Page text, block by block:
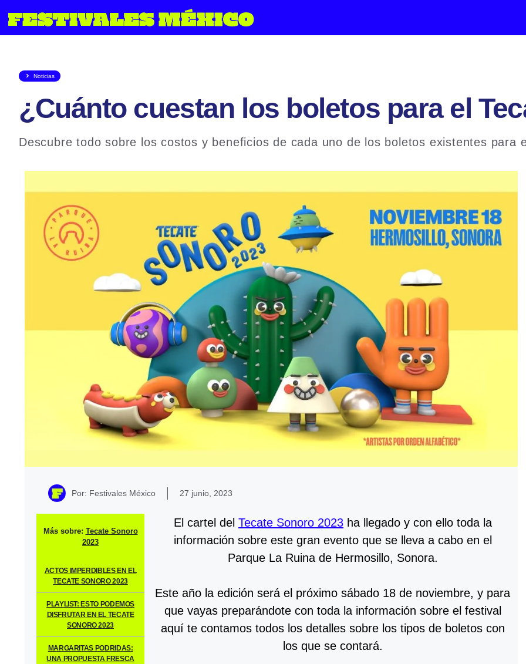
al
Noticias
¿Cuánto cuestan los boletos para el
Descubre todo sobre los costos y beneficios de cada uno de los boletos existentes para
Por: Festivales México 27 junio, 2023
Más sobre: Tecate Sonoro
2023
ACTOS IMPERDIBLES EN EL
TECATE SONORO 2023
PLAYLIST: ESTO PODEMOS
DISFRUTAR EN EL TECATE
SONORO 2023
MARGARITAS PODRIDAS:
UNA PROPUESTA FRESCA
El cartel del Tecate Sonoro 2023ha llegado y con ello toda la
información sobre este gran evento que se lleva a cabo en el
Parque La Ruina de Hermosillo, Sonora.
Este año la edición será el próximo sábado 18 de noviembre, y para
que vayas preparándote con toda la información sobre el festival
aquí te contamos todos los detalles sobre los tipos de boletos con
los que se contará.